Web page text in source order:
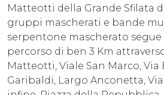
Matteotti della Grande Sfilata
gruppi mascherati e bande
serpentone mascherato
percorso di ben 3 Km
Matteotti, Viale San Marco, Via
Garibaldi, Largo Anconetta, Via